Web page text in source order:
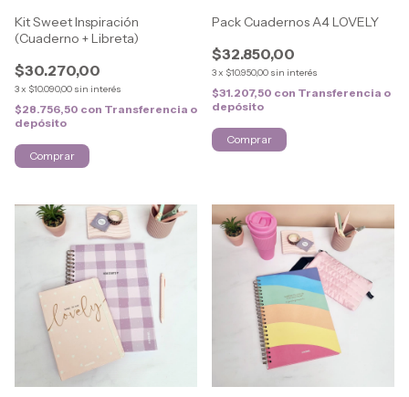
Kit Sweet Inspiración
(Cuaderno + Libreta)
$30.270,00
3x $10.090,00 sin interés
$28.756,50 con Transferencia o
depósito
Pack Cuadernos A4 LOVELY
$32.850,00
3x $10.950,00 sin interés
$31.207,50 con Transferencia o
depósito
Comprar